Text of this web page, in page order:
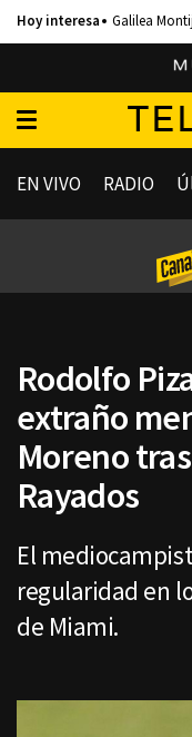
Galilea
EN VIVO RADIO
Rodolfo
extraño
Moreno
Rayados
El
regularidad en
de Miami.